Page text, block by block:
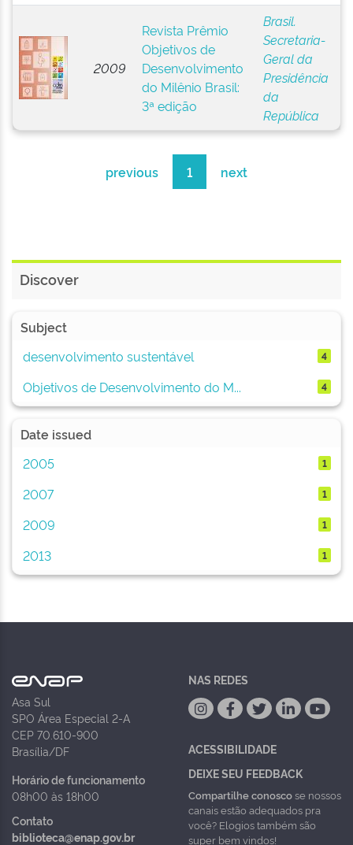
2009
Revista Prêmio
Objetivos de
Desenvolvimento
do Milênio Brasil:
3ª edição
Brasil.
Secretaria-
Geral da
Presidência
da
República
previous 1 next
Discover
Subject
desenvolvimento sustentável
4
Objetivos de Desenvolvimento do M... 4
Date issued
2005
1
2007 1
2009 1
2013 1
Asa Sul
SPO Área Especial 2-A
CEP 70.610-900
Brasília/DF
Horário de funcionamento
08h00 às 18h00
Contato
biblioteca@enap.gov.br
NAS REDES
ACESSIBILIDADE
DEIXE SEU FEEDBACK
Compartilhe conoscose nossos
canais estão adequados pra
você? Elogios também são
super bem vindos!